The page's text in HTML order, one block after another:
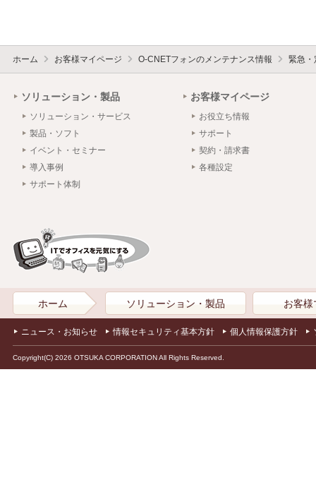
ホーム お客様マイページ O-CNETフォンのメンテナンス情報 緊急・
ソリューション・製品
ソリューション・サービス
製品・ソフト
イベント・セミナー
導入事例
サポート体制
お客様マイページ
お役立ち情報
サポート
契約・請求書
各種設定
ホーム ソリューション・製品 お客様
ニュース・お知らせ 情報セキュリティ基本方針 個人情報保護方針
Copyright(C) 2026 OTSUKA CORPORATION All Rights Reserved.